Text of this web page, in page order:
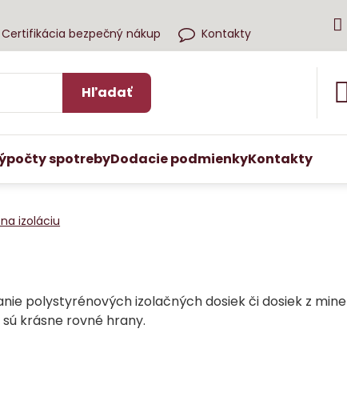
Certifikácia bezpečný nákup Kontakty
Hľadať
spotrebyDodacie podmienkyKontakty
izoláciu
polystyrénových izolačných dosiek či dosiek z
krásne rovné hrany.